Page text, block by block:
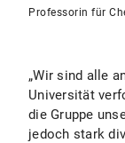
Professorin für
„Wir sind alle
Universität
die Gruppe
jedoch stark